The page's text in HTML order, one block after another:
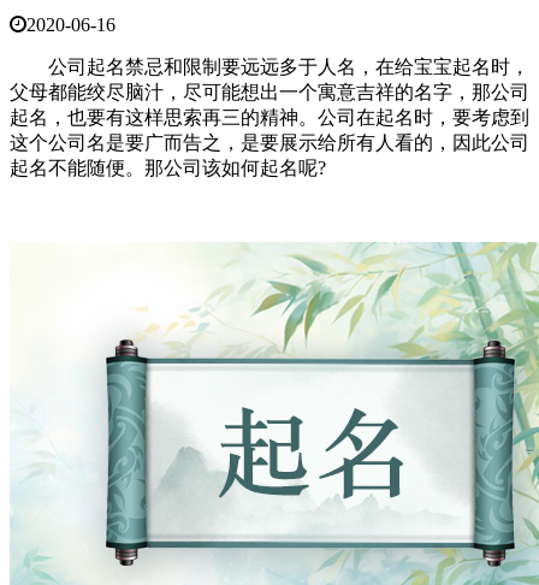
2020-06-16
公司起名禁忌和限制要远远多于人名，在给宝宝起名时，
父母都能绞尽脑汁，尽可能想出一个寓意吉祥的名字，那公司
起名，也要有这样思索再三的精神。公司在起名时，要考虑到
这个公司名是要广而告之，是要展示给所有人看的，因此公司
起名不能随便。那公司该如何起名呢?